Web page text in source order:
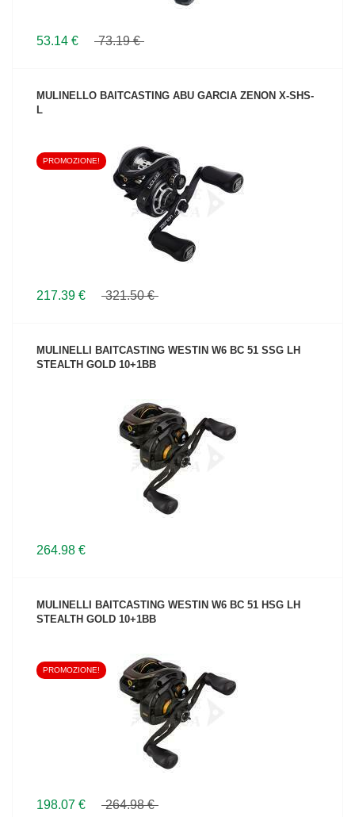
53.14 € 73.19 €
MULINELLO BAITCASTING ABU GARCIA ZENON X-SHS-
L
VEDI IL PRODOTTO
PROMOZIONE!
217.39 € 321.50 €
MULINELLI BAITCASTING WESTIN W6 BC 51 SSG LH
STEALTH GOLD 10+1BB
VEDI IL PRODOTTO
264.98 €
MULINELLI BAITCASTING WESTIN W6 BC 51 HSG LH
STEALTH GOLD 10+1BB
VEDI IL PRODOTTO
PROMOZIONE!
198.07 € 264.98 €